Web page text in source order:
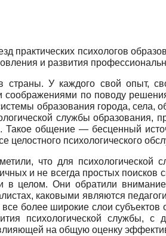
практических психологов
и развития
страны. У каждого свой опыт,
по поводу
образования города,
службы
Такое общение — бесценный
целостного психологического
что для
и не всегда простых поисков
целом. Они обратили
каковыми являются
более широкие слои
психологической службы, с
на общую оценку